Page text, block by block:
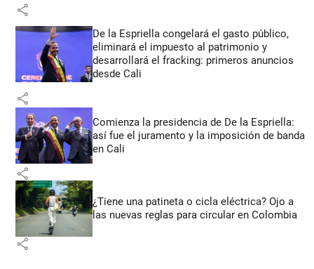
share
De la Espriella congelará el gasto público,
eliminará el impuesto al patrimonio y
desarrollará el fracking: primeros anuncios
desde Cali
share
Comienza la presidencia de De la Espriella:
así fue el juramento y la imposición de banda
en Cali
share
¿Tiene una patineta o cicla eléctrica? Ojo a
las nuevas reglas para circular en Colombia
share